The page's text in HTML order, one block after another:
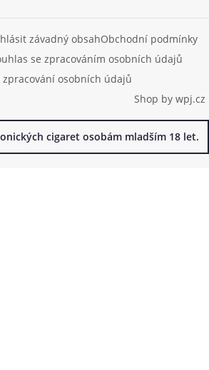
závadný obsahObchodní podmínky
se zpracováním osobních údajů
zpracování osobních údajů
Shop by wpj.cz
cigaret osobám mladším 18 let.